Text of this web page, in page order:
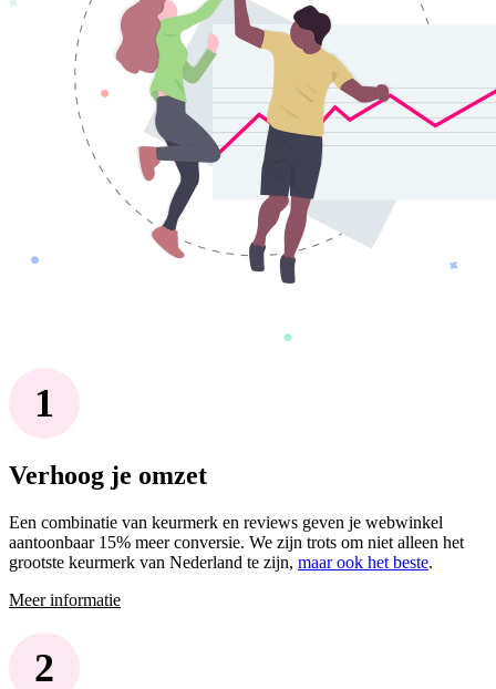
Verhoog je omzet
Een combinatie van keurmerk en reviews geven je webwinkel
aantoonbaar 15% meer conversie. We zijn trots om niet alleen het
grootste keurmerk van Nederland te zijn, maar ook het beste.
Meer informatie